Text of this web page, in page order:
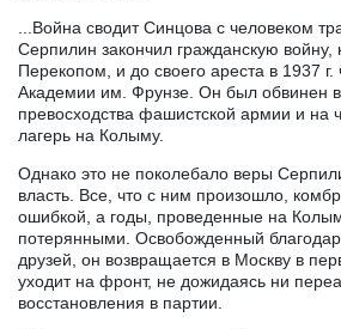
...Война сводит Синцова с человеком
Серпилин закончил гражданскую
Перекопом, и до своего ареста в 1937 г.
Академии им. Фрунзе. Он был обвинен
превосходства фашистской армии и на
лагерь на Колыму.
Однако это не поколебало веры
власть. Все, что с ним произошло,
ошибкой, а годы, проведенные на
потерянными. Освобожденный
друзей, он возвращается в Москву в
уходит на фронт, не дожидаясь ни
восстановления в партии.